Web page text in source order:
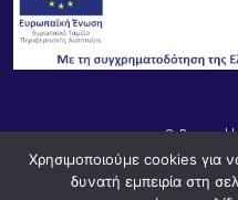
© Powered
Χρησιμοποιούμε cookies για
δυνατή εμπειρία στη